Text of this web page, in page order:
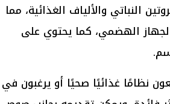
النباتي والألياف الغذائية، مما
الهضمي، كما يحتوي على
نظامًا غذائيًا صحيًا أو يرغبون في